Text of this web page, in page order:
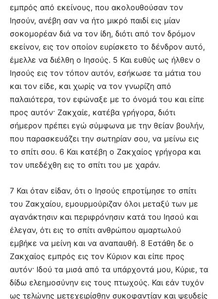
εμπρός από εκείνους, που ακολουθούσαν τον
Ιησούν, ανέβη σαν να ήτο μικρό παιδί εις μίαν
σοκομορέαν διά να τον ίδη, διότι από τον δρόμον
εκείνον, εις τον οποίον ευρίσκετο το δένδρον αυτό,
έμελλε να διέλθη ο Ιησούς. 5 Και ευθύς ως ήλθεν ο
Ιησούς εις τον τόπον αυτόν, εσήκωσε τα μάτια του
και τον είδε, και χωρίς να τον γνωρίζη από
παλαιότερα, τον εφώναξε με το όνομά του και είπε
προς αυτόν· Ζακχαίε, κατέβα γρήγορα, διότι
σήμερον πρέπει εγώ σύμφωνα με την θείαν βουλήν,
που παρασκευάζει την σωτηρίαν σου, να μείνω εις
το σπίτι σου. 6 Και κατέβη ο Ζακχαίος γρήγορα και
τον υπεδέχθη εις το σπίτι του με χαράν.
7 Και όταν είδαν, ότι ο Ιησούς επροτίμησε το σπίτι
του Ζακχαίου, εμουρμούριζαν όλοι μεταξύ των με
αγανάκτησιν και περιφρόνησιν κατά του Ιησού και
έλεγαν, ότι εις το σπίτι ανθρώπου αμαρτωλού
εμβήκε να μείνη και να αναπαυθή. 8 Εστάθη δε ο
Ζακχαίος εμπρός εις τον Κύριον και είπε προς
αυτόν· Ιδού τα μισά από τα υπάρχοντά μου, Κύριε, τα
δίδω ελεημοσύνην εις τους πτωχούς. Και εάν τυχόν
ως τελώνης μετεχειρίσθην συκοφαντίαν και ψευδείς